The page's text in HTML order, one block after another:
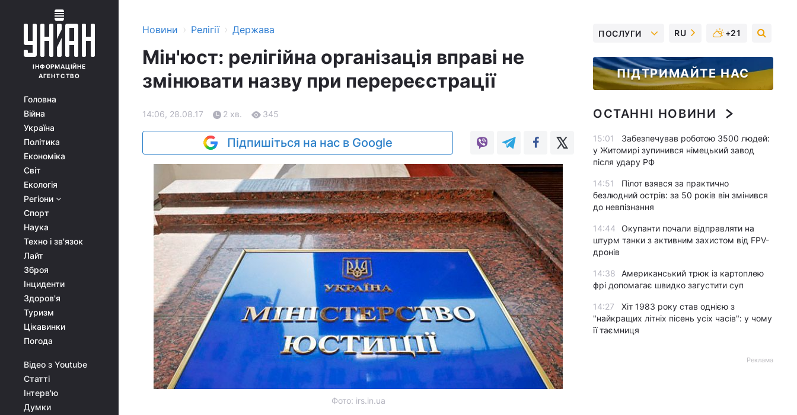
ІНФОРМАЦІЙНЕ
АГЕНТСТВО
Головна
Війна
Україна
Політика
Економіка
Світ
Екологія
Регіони
Спорт
Наука
Техно і зв'язок
Лайт
Зброя
Інциденти
Здоров'я
Туризм
Цікавинки
Погода
Відео з Youtube
Статті
Інтерв'ю
Думки
Новини › Релігії › Держава
Мін'юст: релігійна організація вправі не
змінювати назву при перереєстрації
14:06, 28.08.17 2 хв. 345
Підпишіться на нас в Google
Фото: irs.in.ua
ПОСЛУГИ RU +21
ПІДТРИМАЙТЕ НАС
ОСТАННІ НОВИНИ
15:01
Забезпечував роботою 3500 людей:
у Житомирі зупинився німецький завод
після удару РФ
14:51
Пілот взявся за практично
безлюдний острів: за 50 років він змінився
до невпізнання
14:44
Окупанти почали відправляти на
штурм танки з активним захистом від FPV-
дронів
14:38
Американський трюк із картоплею
фрі допомагає швидко загустити суп
14:27
Хіт 1983 року став однією з
"найкращих літніх пісень усіх часів": у чому
її таємниця
Реклама